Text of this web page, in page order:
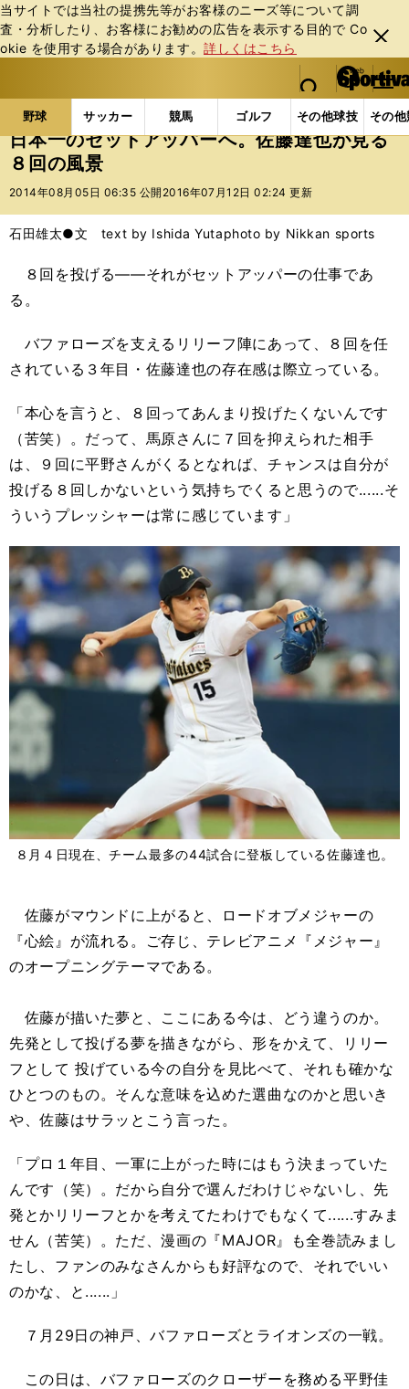
当サイトでは当社の提携先等がお客様のニーズ等について調
査・分析したり、お客様にお勧めの広告を表⽰する⽬的で Co
okie を使⽤する場合があります。詳しくはこちら
閉じ
る
web Sportiva (webスポルティーバ)
検索
マイペ
ー
ジ
メニュ
野球 サッカー 競馬 ゴルフ その他球技 その
b
ス
ポ
ル
バ
野球の記事一覧 プロ野球 日本一のセットアッパー
日本一のセットアッパーへ。佐藤達也が見る
８回の風景
2014年08月05日 06:35 公開 2016年07月12日 02:24 更新
石田雄太●文 text by Ishida Yutaphoto by Nikkan sports
８回を投げる――それがセットアッパーの仕事であ
る。
バファローズを支えるリリーフ陣にあって、８回を任
されている３年目・佐藤達也の存在感は際立っている。
「本心を言うと、８回ってあんまり投げたくないんです
（苦笑）。だって、馬原さんに７回を抑えられた相手
は、９回に平野さんがくるとなれば、チャンスは自分が
投げる８回しかないという気持ちでくると思うので......そ
ういうプレッシャーは常に感じています」
８月４日現在、チーム最多の44試合に登板している佐藤達也。
佐藤がマウンドに上がると、ロードオブメジャーの
『心絵』が流れる。ご存じ、テレビアニメ『メジャー』
のオープニングテーマである。
佐藤が描いた夢と、ここにある今は、どう違うのか。
先発として投げる夢を描きながら、形をかえて、リリー
フとして 投げている今の自分を見比べて、それも確かな
ひとつのもの。そんな意味を込めた選曲なのかと思いき
や、佐藤はサラッとこう言った。
「プロ１年目、一軍に上がった時にはもう決まっていた
んです（笑）。だから自分で選んだわけじゃないし、先
発とかリリーフとかを考えてたわけでもなくて......すみま
せん（苦笑）。ただ、漫画の『MAJOR』も全巻読みまし
たし、ファンのみなさんからも好評なので、それでいい
のかな、と......」
７月29日の神戸、バファローズとライオンズの一戦。
この日は、バファローズのクローザーを務める平野佳